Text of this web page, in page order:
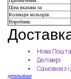
Ціна вказана за:
Колекція кольорів:
Виробник:
Нова Пошта
Делівері
Самовивіз
детальніше